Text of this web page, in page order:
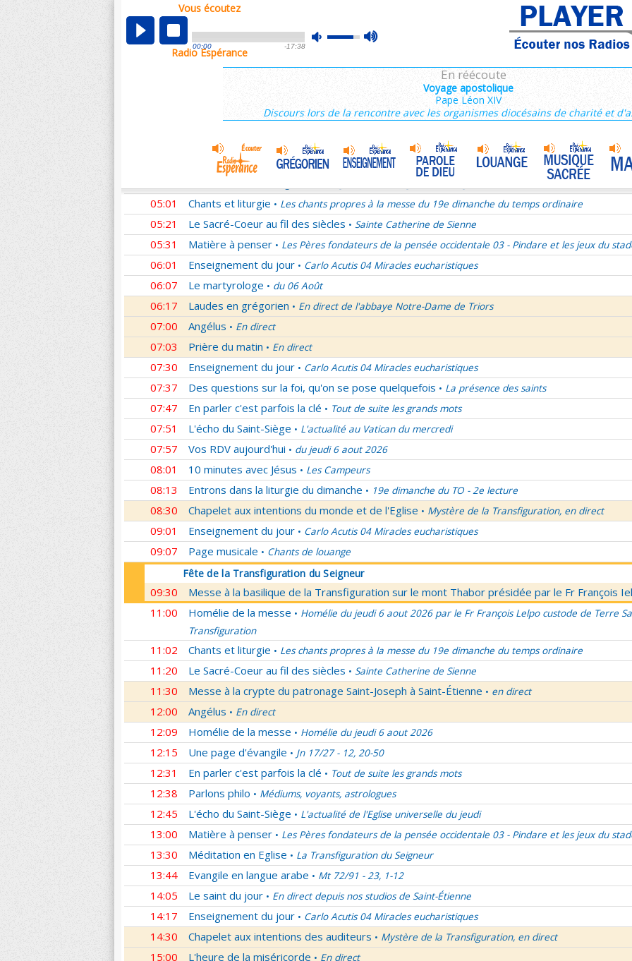
Vous écoutez
mute
max
00:00 -17:38
Radio Espérance
En réécoute
Voyage apostolique
Pape Léon XIV
Discours lors de la rencontre avec les organismes diocésains de charité et
00:05
01:02 Sentinelles de la foi • Lettres de Saint François de Sales 36/106
01:33 10 minutes avec Jésus
La Transfiguration du Seigneur
Les conférences de la Famille Missionnaire de Notre-Dame • La joie dans l’Esprit-Saint
Nouveau Testament • Corinthiens 6/6
Entrons dans la liturgie Transfiguration du Seigneur - 1re lecture Dn 7 ou 2P 1
Entrons dans la liturgie • Transfiguration du Seigneur - Psaume 96
05:01 Chants et liturgie • Les chants propres à la messe du 19e dimanche du temps ordinaire
05:21 Le Sacré-Coeur au fil des siècles • Sainte Catherine de Sienne
05:31 Matière à penser • Les Pères fondateurs de la pensée occidentale 03 - Pindare et les jeux du
06:01 Enseignement du jour • Carlo Acutis 04 Miracles eucharistiques
06:07 Le martyrologe • du 06 Août
06:17 Laudes en grégorien • En direct de l'abbaye Notre-Dame de Triors
07:00 Angélus • En direct
07:03 Prière du matin • En direct
07:30 Enseignement du jour • Carlo Acutis 04 Miracles eucharistiques
07:37 Des questions sur la foi, qu'on se pose quelquefois • La présence des saints
07:47 En parler c'est parfois la clé • Tout de suite les grands mots
07:51 L'écho du Saint-Siège • L'actualité au Vatican du mercredi
07:57 Vos RDV aujourd'hui • du jeudi 6 aout 2026
08:01 10 minutes avec Jésus • Les Campeurs
08:13 Entrons dans la liturgie du dimanche • 19e dimanche du TO - 2e lecture
08:30 Chapelet aux intentions du monde et de l'Eglise • Mystère de la Transfiguration, en direct
09:01 Enseignement du jour • Carlo Acutis 04 Miracles eucharistiques
09:07 Page musicale • Chants de louange
Fête de la Transfiguration du Seigneur
09:30
Messe à la basilique de la Transfiguration sur le mont Thabor présidée par le Fr François
11:00
Homélie de la messe • Homélie du jeudi 6 aout 2026 par le Fr François Lelpo custode de Terre
Transfiguration
11:02 Chants et liturgie • Les chants propres à la messe du 19e dimanche du temps ordinaire
11:20 Le Sacré-Coeur au fil des siècles • Sainte Catherine de Sienne
11:30 Messe à la crypte du patronage Saint-Joseph à Saint-Étienne • en direct
12:00 Angélus • En direct
12:09 Homélie de la messe • Homélie du jeudi 6 aout 2026
12:15 Une page d'évangile • Jn 17/27 - 12, 20-50
12:31 En parler c'est parfois la clé • Tout de suite les grands mots
12:38 Parlons philo • Médiums, voyants, astrologues
12:45 L'écho du Saint-Siège • L'actualité de l'Eglise universelle du jeudi
13:00 Matière à penser • Les Pères fondateurs de la pensée occidentale 03 - Pindare et les jeux du
13:30 Méditation en Eglise • La Transfiguration du Seigneur
13:44 Evangile en langue arabe • Mt 72/91 - 23, 1-12
14:05 Le saint du jour • En direct depuis nos studios de Saint-Étienne
14:17 Enseignement du jour • Carlo Acutis 04 Miracles eucharistiques
14:30 Chapelet aux intentions des auditeurs • Mystère de la Transfiguration, en direct
15:00 L'heure de la miséricorde • En direct